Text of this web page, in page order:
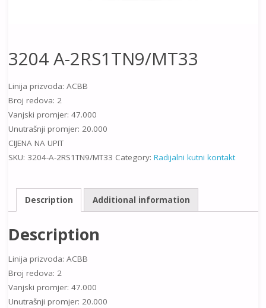
3204 A-2RS1TN9/MT33
Linija prizvoda: ACBB
Broj redova: 2
Vanjski promjer: 47.000
Unutrašnji promjer: 20.000
CIJENA NA UPIT
SKU: 3204-A-2RS1TN9/MT33 Category: Radijalni kutni kontakt
Description Additional information
Description
Linija prizvoda: ACBB
Broj redova: 2
Vanjski promjer: 47.000
Unutrašnji promjer: 20.000